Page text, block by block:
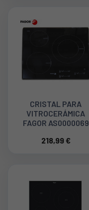
CRISTAL PARA
VITROCERÁMICA
FAGOR AS0000069
218,99 €